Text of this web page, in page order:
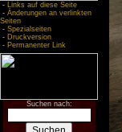
- Links auf diese Seite
- Änderungen an verlinkten
Seiten
- Spezialseiten
- Druckversion
- Permanenter Link
Suchen nach: